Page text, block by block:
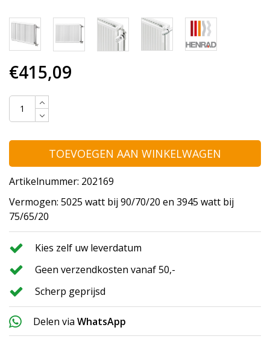
€415,09
TOEVOEGEN AAN WINKELWAGEN
Artikelnummer: 202169
Vermogen: 5025 watt bij 90/70/20 en 3945 watt bij
75/65/20
Kies zelf uw leverdatum
Geen verzendkosten vanaf 50,-
Scherp geprijsd
Delen via WhatsApp